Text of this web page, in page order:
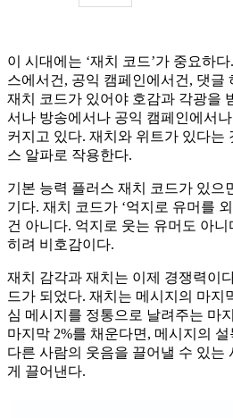
이 시대에는 ‘재치 코드’가 중요하
스에서건, 공익 캠페인에서건, 댓글
재치 코드가 있어야 호감과 각광을
서나 방송에서나 공익 캠페인에서
커지고 있다. 재치와 위트가 있다는
스 알파로 작용한다.
기본 능력 플러스 재치 코드가 있으
기다. 재치 코드가 ‘억지로 유머를
건 아니다. 억지로 웃는 유머도 아
히려 비호감이다.
재치 감각과 재치는 이제 경쟁력이
드가 되었다. 재치는 메시지의 마지
심 메시지를 정통으로 날려주는 마
마지막 2%를 채운다면, 메시지의
다른 사람의 웃음을 끌어낼 수 있는
게 끌어낸다.